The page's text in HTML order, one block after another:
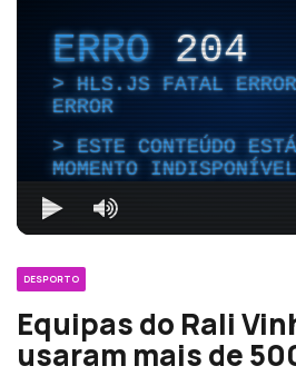
ERRO204
HLS.JS FATAL
ERROR
ESTE CONTEÚDO
MOMENTO INDISPONÍVEL
DESPORTO
Equipas do Rali
usaram mais de